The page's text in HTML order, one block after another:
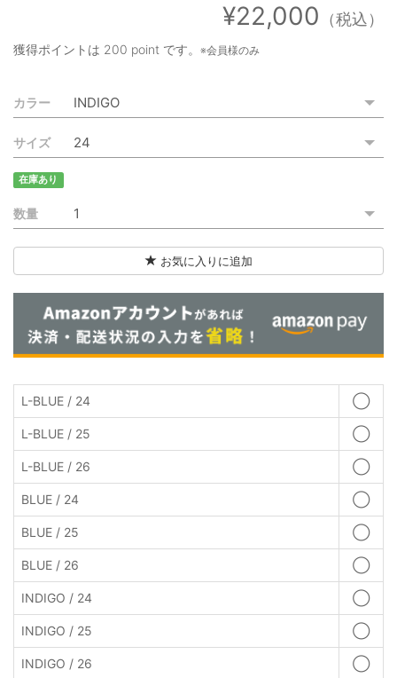
¥22,000 （税込）
獲得ポイントは 200 point です。 ※会員様のみ
カラー
サイズ
在庫あり
数量
お気に入りに追加
L-BLUE / 24 ◯
L-BLUE / 25 ◯
L-BLUE / 26 ◯
BLUE / 24 ◯
BLUE / 25 ◯
BLUE / 26 ◯
INDIGO / 24 ◯
INDIGO / 25 ◯
INDIGO / 26 ◯